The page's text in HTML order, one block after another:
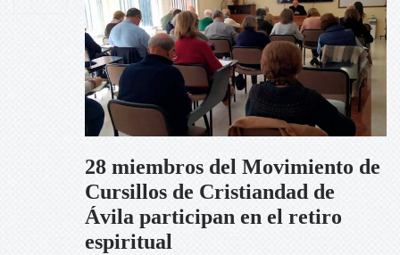
28 miembros del Movimiento de
Cursillos de Cristiandad de
Ávila participan en el retiro
espiritual